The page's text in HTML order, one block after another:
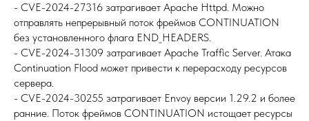
- CVE-2024-27316 затрагивает Apache Httpd. Можно
отправлять непрерывный поток фреймов CONTINUATION
без установленного флага END_HEADERS.
- CVE-2024-31309 затрагивает Apache Traffic Server. Атака
Continuation Flood может привести к перерасходу ресурсов
сервера.
- CVE-2024-30255 затрагивает Envoy версии 1.29.2 и более
ранние. Поток фреймов CONTINUATION истощает ресурсы